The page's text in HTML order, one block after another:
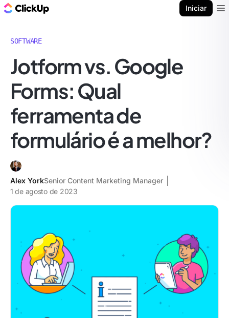
Iniciar
SOFTWARE
Jotform vs. Google
Forms: Qual
ferramenta de
formulário é a melhor?
Alex YorkSenior Content Marketing Manager
1 de agosto de 2023